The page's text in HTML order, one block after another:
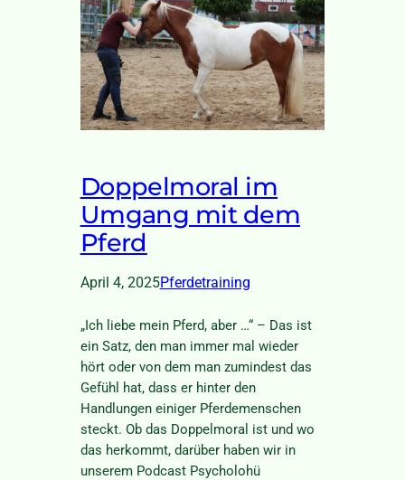
Doppelmoral im
Umgang mit dem
Pferd
April 4, 2025Pferdetraining
„Ich liebe mein Pferd, aber …“ – Das ist
ein Satz, den man immer mal wieder
hört oder von dem man zumindest das
Gefühl hat, dass er hinter den
Handlungen einiger Pferdemenschen
steckt. Ob das Doppelmoral ist und wo
das herkommt, darüber haben wir in
unserem Podcast Psycholohü